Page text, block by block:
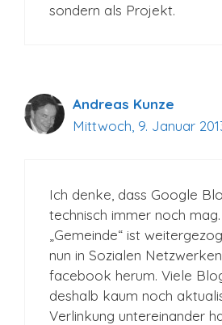
sondern als Projekt.
Andreas Kunze
Mittwoch, 9. Januar
Ich denke, dass Google
technisch immer noch
„Gemeinde“ ist
nun in Sozialen
facebook herum. Viele
deshalb kaum noch
Verlinkung untereinander